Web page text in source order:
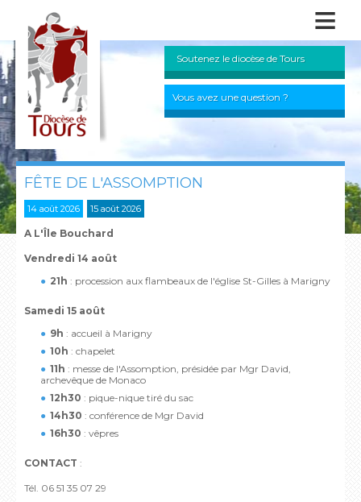
≡
Soutenez le diocèse de Tours
Vous avez une question ?
FÊTE DE L'ASSOMPTION
14 août 2026 15 août 2026
A L'Île Bouchard
Vendredi 14 août
21h : procession aux flambeaux de l'église St-Gilles à Marigny
Samedi 15 août
9h : accueil à Marigny
10h : chapelet
11h : messe de l'Assomption, présidée par Mgr David,
archevêque de Monaco
12h30 : pique-nique tiré du sac
14h30 : conférence de Mgr David
16h30 : vêpres
CONTACT :
Tél. 06 51 35 07 29